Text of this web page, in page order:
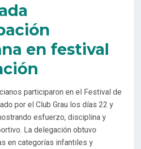
en festival
participaron en el Festival de
por el Club Grau los días 22 y
esfuerzo, disciplina y
La delegación obtuvo
en categorías infantiles y